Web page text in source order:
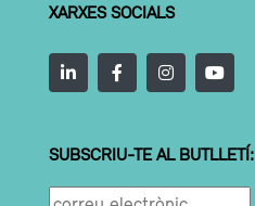
XARXES SOCIALS
SUBSCRIU-TE AL BUTLLETÍ: